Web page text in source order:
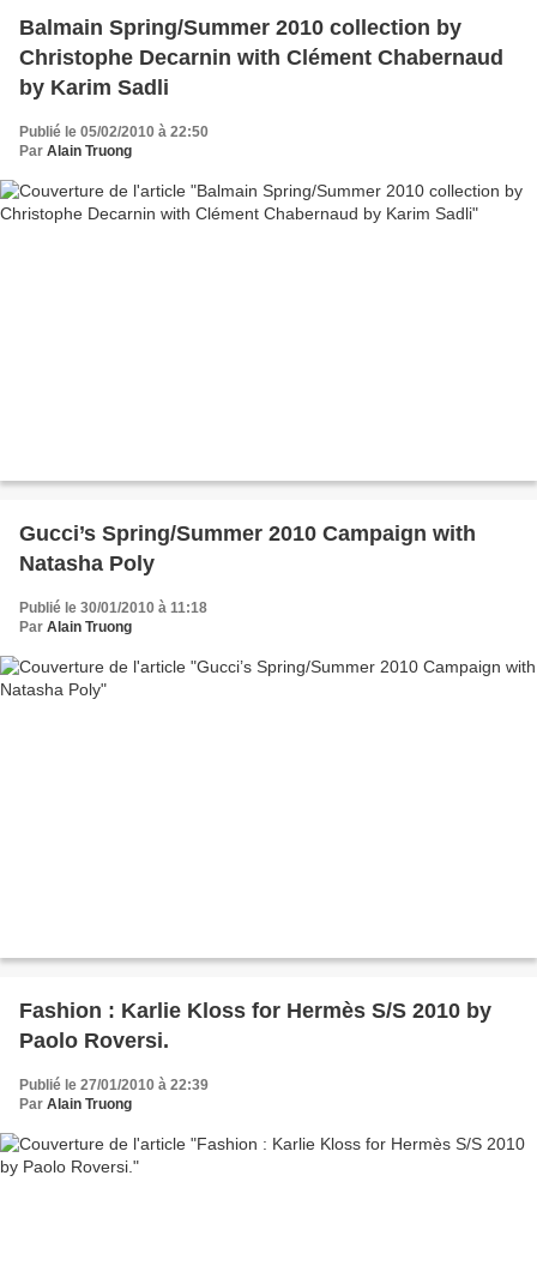
Balmain Spring/Summer 2010 collection by
Christophe Decarnin with Clément Chabernaud
by Karim Sadli
Publié le 05/02/2010 à 22:50
Par Alain Truong
Gucci’s Spring/Summer 2010 Campaign with
Natasha Poly
Publié le 30/01/2010 à 11:18
Par Alain Truong
Fashion : Karlie Kloss for Hermès S/S 2010 by
Paolo Roversi.
Publié le 27/01/2010 à 22:39
Par Alain Truong